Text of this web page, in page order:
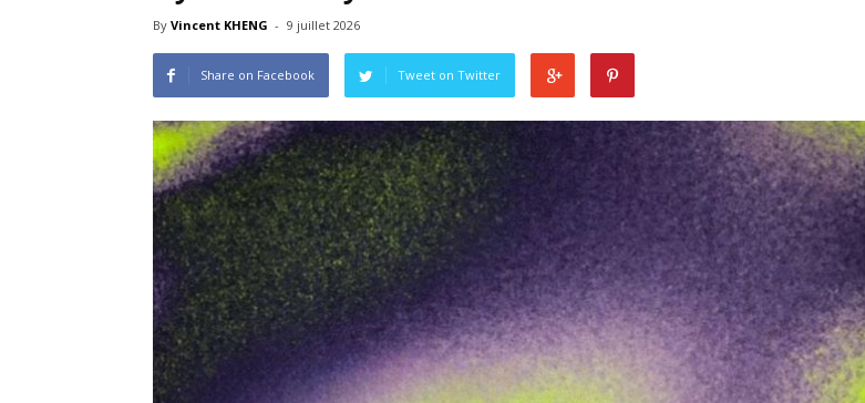
By Vincent KHENG - 9 juillet 2026
Share on Facebook Tweet on Twitter